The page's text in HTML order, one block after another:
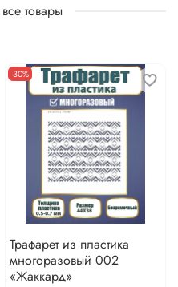
товары
-30%
Трафарет из пластика
многоразовый 002
«Жаккард»